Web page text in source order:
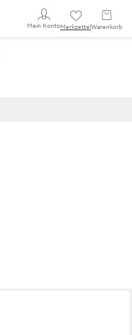
Mein KontoMerkzettel Warenkorb